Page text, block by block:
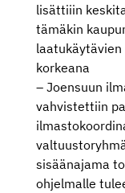
lisättiiin
tämäkin
korkeana
– Joensuun
vahvistettiin
sisäänajama
ohjelmalle